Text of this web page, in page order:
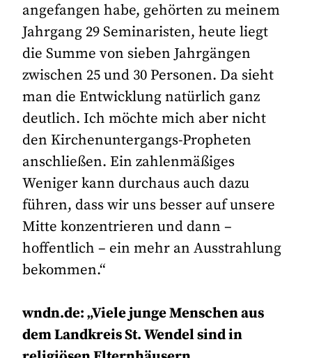
angefangen habe, gehörten zu meinem
Jahrgang 29 Seminaristen, heute liegt
die Summe von sieben Jahrgängen
zwischen 25 und 30 Personen. Da sieht
man die Entwicklung natürlich ganz
deutlich. Ich möchte mich aber nicht
den Kirchenuntergangs-Propheten
anschließen. Ein zahlenmäßiges
Weniger kann durchaus auch dazu
führen, dass wir uns besser auf unsere
Mitte konzentrieren und dann –
hoffentlich – ein mehr an Ausstrahlung
bekommen.“
wndn.de: „Viele junge Menschen aus
dem Landkreis St. Wendel sind in